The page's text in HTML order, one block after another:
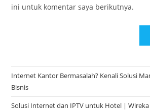
ini untuk komentar saya berikutnya.
Internet Kantor Bermasalah? Kenali Solusi
Bisnis
Solusi Internet dan IPTV untuk Hotel |